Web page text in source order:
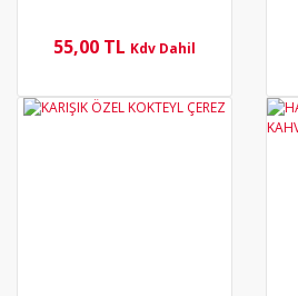
55,00 TL Kdv Dahil